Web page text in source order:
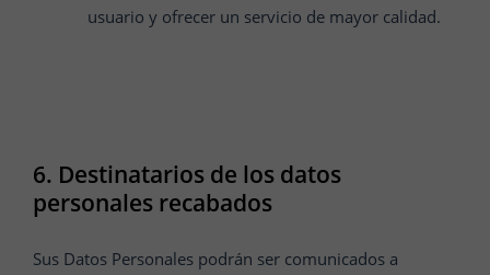
usuario y ofrecer un servicio de mayor calidad.
6. Destinatarios de los datos
personales recabados
Sus Datos Personales podrán ser comunicados a